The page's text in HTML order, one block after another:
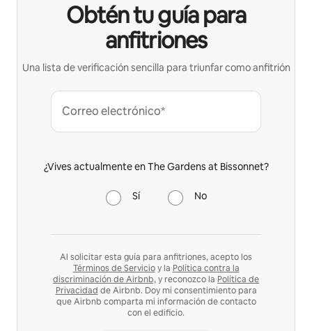
Obtén tu guía para
anfitriones
Una lista de verificación sencilla para triunfar como anfitrión
Correo electrónico*
¿Vives actualmente en The Gardens at Bissonnet?
Sí No
Al solicitar esta guía para anfitriones, acepto los
Términos de Servicioy la Política contra la
discriminación de Airbnb,y reconozco la Política de
Privacidad de Airbnb. Doy mi consentimiento para
que Airbnb comparta mi información de contacto
con el edificio.